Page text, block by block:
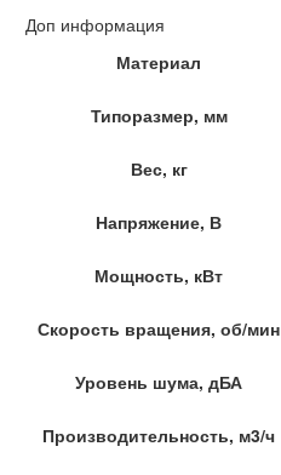
Доп информация
Материал
Типоразмер, мм
Вес, кг
Напряжение, В
Мощность, кВт
Скорость вращения, об/мин
Уровень шума, дБА
Производительность, м3/ч